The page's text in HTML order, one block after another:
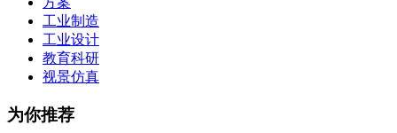
工业制造
工业设计
教育科研
视景仿真
为你推荐